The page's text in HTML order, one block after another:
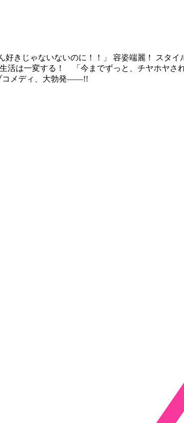
好きじゃないないのに！！」 容姿端麗！ ス
活は一変する！ 「今までずっと、チヤホヤさ
コメディ、大勃発――!!